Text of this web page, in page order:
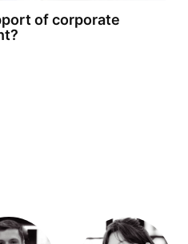
of corporate